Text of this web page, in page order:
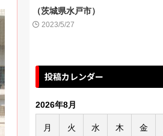
（茨城県水戸市）
2023/5/27
投稿カレンダー
2026年8月
月 火 水 木 金